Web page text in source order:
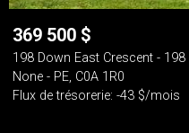
369 500 $
198 Down East Crescent -
None - PE, C0A 1R0
Flux de trésorerie: -43 $/mois